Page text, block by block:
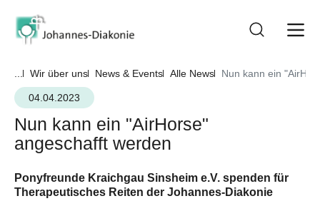
... Wir über uns News & Events Alle News
Nun kann ein
04.04.2023
Nun kann ein "AirHorse"
angeschafft werden
Ponyfreunde Kraichgau Sinsheim e.V. spenden für
Therapeutisches Reiten der Johannes-Diakonie